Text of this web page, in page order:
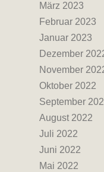
März 2023
Februar 2023
Januar 2023
Dezember
November
Oktober 2022
September
August 2022
Juli 2022
Juni 2022
Mai 2022